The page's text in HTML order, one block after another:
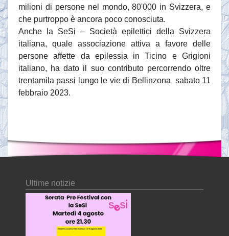
milioni di persone nel mondo, 80'000 in Svizzera, e
che purtroppo è ancora poco conosciuta.
Anche la SeSi – Società epilettici della Svizzera
italiana, quale associazione attiva a favore delle
persone affette da epilessia in Ticino e Grigioni
italiano, ha dato il suo contributo percorrendo oltre
trentamila passi lungo le vie di Bellinzona sabato 11
febbraio 2023.
Ultime notizie